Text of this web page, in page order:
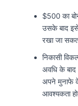
$500 का
उसके बाद इसे
रखा जा
निकासी
अवधि के
अपने मुनाफे
आवश्यकता